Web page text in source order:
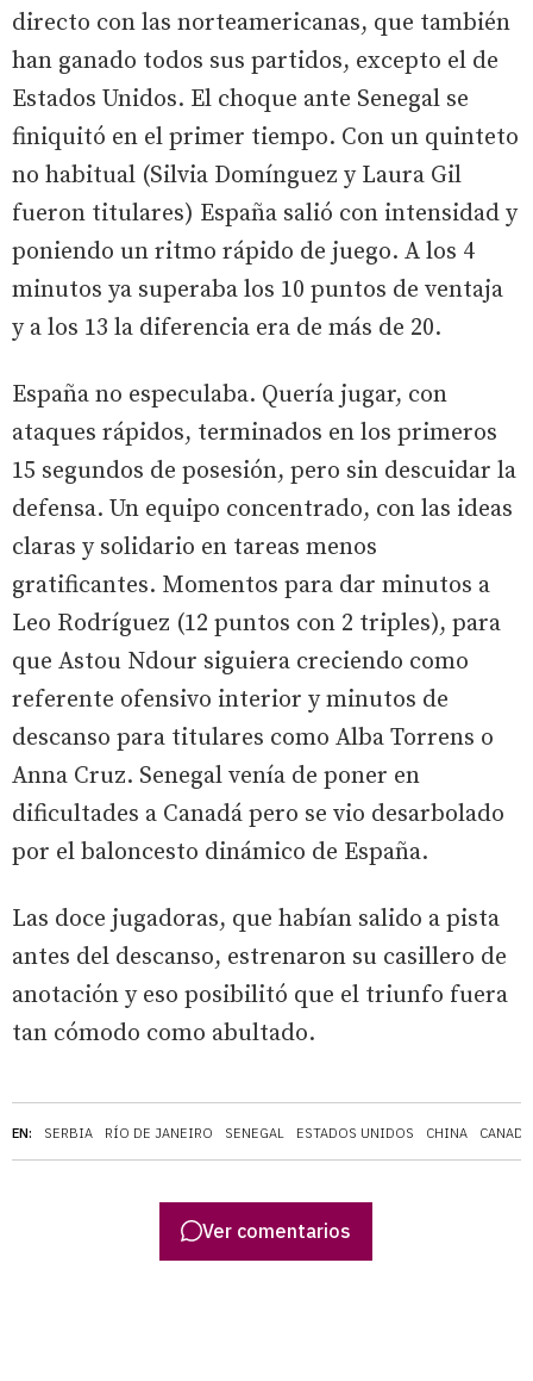
EN: SERBIA RÍO DE JANEIRO SENEGAL ESTADOS UNIDOS CHINA CANADÁ
directo con las norteamericanas, que también
han ganado todos sus partidos, excepto el de
Estados Unidos. El choque ante Senegal se
finiquitó en el primer tiempo. Con un quinteto
no habitual (Silvia Domínguez y Laura Gil
fueron titulares) España salió con intensidad y
poniendo un ritmo rápido de juego. A los 4
minutos ya superaba los 10 puntos de ventaja
y a los 13 la diferencia era de más de 20.
España no especulaba. Quería jugar, con
ataques rápidos, terminados en los primeros
15 segundos de posesión, pero sin descuidar la
defensa. Un equipo concentrado, con las ideas
claras y solidario en tareas menos
gratificantes. Momentos para dar minutos a
Leo Rodríguez (12 puntos con 2 triples), para
que Astou Ndour siguiera creciendo como
referente ofensivo interior y minutos de
descanso para titulares como Alba Torrens o
Anna Cruz. Senegal venía de poner en
dificultades a Canadá pero se vio desarbolado
por el baloncesto dinámico de España.
Las doce jugadoras, que habían salido a pista
antes del descanso, estrenaron su casillero de
anotación y eso posibilitó que el triunfo fuera
tan cómodo como abultado.
Ver comentarios